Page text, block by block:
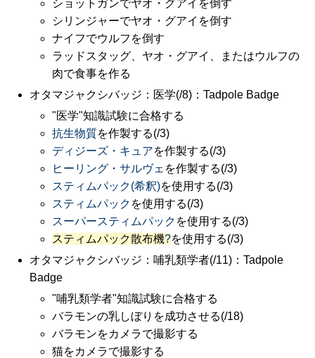
ショットガンでヤオ・グアイを倒す
シリンジャーでヤオ・グアイを倒す
ナイフでウルフを倒す
ラッドスタッグ、ヤオ・グアイ、またはウルフの
肉で食事を作る
オタマジャクシバッジ：医学(/8)：Tadpole Badge
"医学"知識試験に合格する
抗生物質を作製する(/3)
ディジーズ・キュアを作製する(/3)
ヒーリング・サルヴェ を作製する(/3)
スティムパック(希釈)を使用する(/3)
スティムパック を使用する(/3)
スーパースティムパック を使用する(/3)
スティムパック散布機?を使用する(/3)
オタマジャクシバッジ：哺乳類学者(/11)：Tadpole
Badge
"哺乳類学者"知識試験に合格する
バラモンの乳しぼりを成功させる(/18)
バラモンをカメラで撮影する
猫をカメラで撮影する